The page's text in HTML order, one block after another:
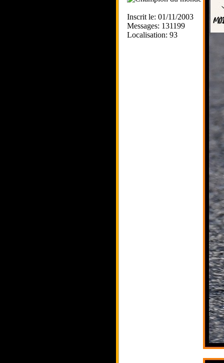
Inscrit le: 01/11/2003
Messages: 131199
Localisation: 93